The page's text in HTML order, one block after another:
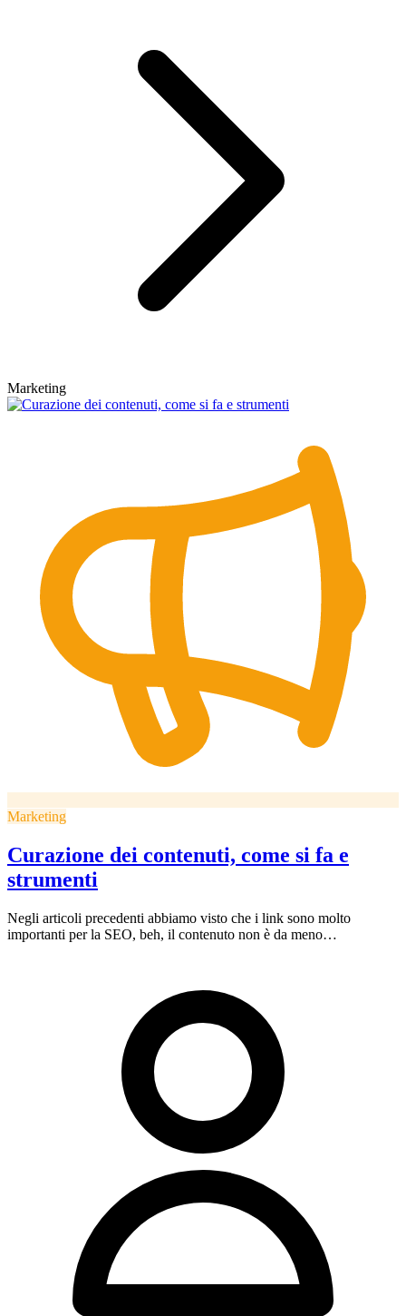
Marketing
Marketing
Curazione dei contenuti, come si fa e
strumenti
Negli articoli precedenti abbiamo visto che i link sono molto
importanti per la SEO, beh, il contenuto non è da meno…